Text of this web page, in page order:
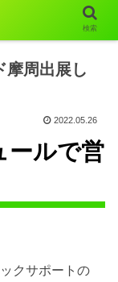
摩周出展し
2022.05.26
ールで営
クサポートの
検索